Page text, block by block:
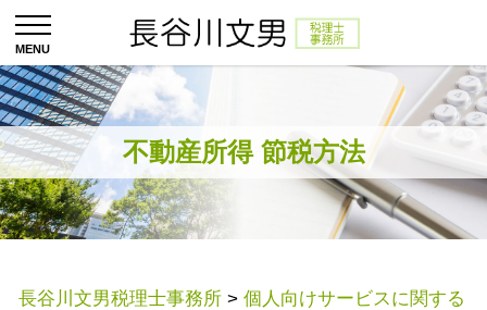
不動産所得 節税方法
長谷川文男税理士事務所 > 個人向けサービスに関する